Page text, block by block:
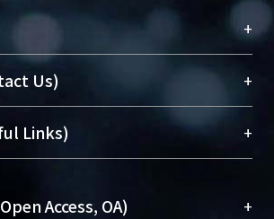
+
大學之列，為永久珍藏及向國際
究成果及學術能量，圖書館整合
）與學術庫（AH）不同功能平
術典藏NTU scholars。期能整合研
Us) +
Library)
館員(Medical Library)
Links) +
Access, OA) +